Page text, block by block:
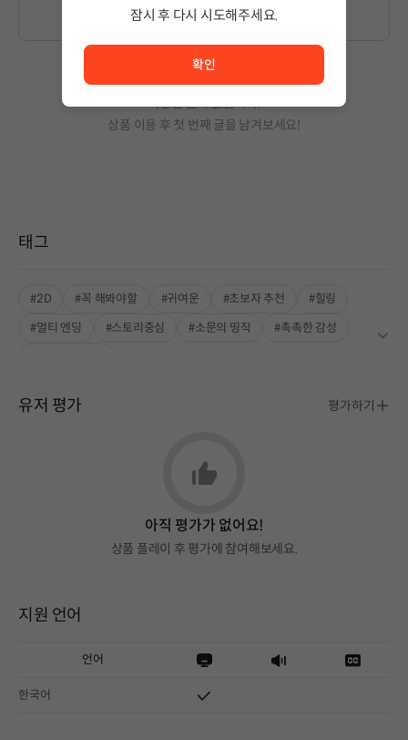
상품 이용 후 첫 번째 글을 남겨보세요!
태그
#2D #꼭 해봐야할 #귀여운 #초보자 추천
#힐링
#멀티 엔딩
#스토리중심 #소문의 띵작
#촉촉한 감성
유저 평가 평가하기
아직 평가가 없어요!
상품 플레이 후 평가에 참여해보세요.
지원 언어
언어
한국어
잠시 후 다시 시도해주세요.
확인